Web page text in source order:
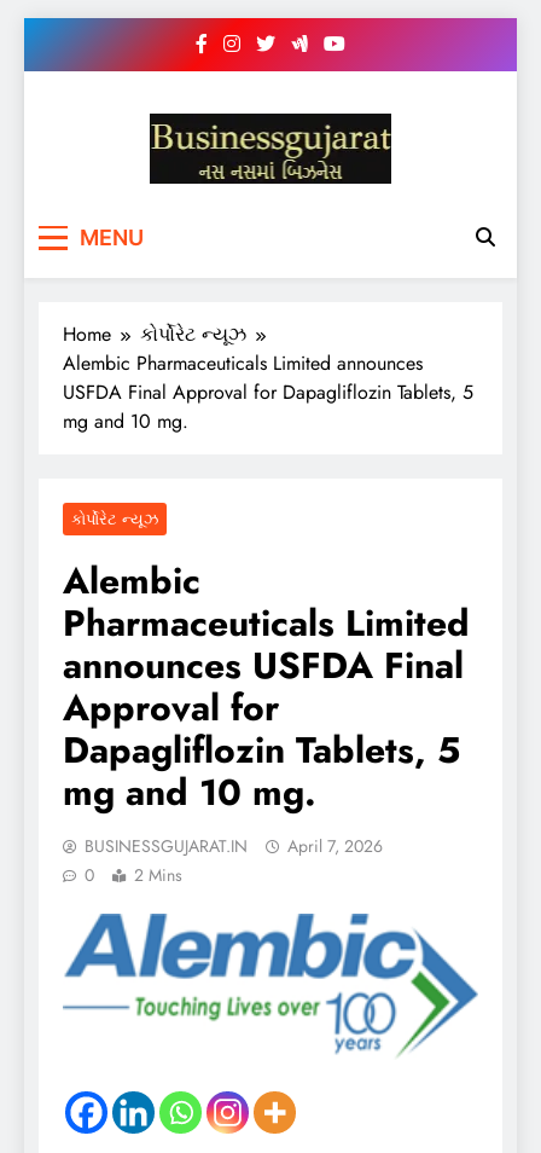
BUSINESS GUJARAT
MENU
Home
કોર્પોરેટ ન્યૂઝ
Alembic Pharmaceuticals Limited announces
USFDA Final Approval for Dapagliflozin Tablets, 5
mg and 10 mg.
કોર્પોરેટ ન્યૂઝ
Alembic
Pharmaceuticals Limited
announces USFDA Final
Approval for
Dapagliflozin Tablets, 5
mg and 10 mg.
BUSINESSGUJARAT.IN
April 7, 2026
0
2 Mins